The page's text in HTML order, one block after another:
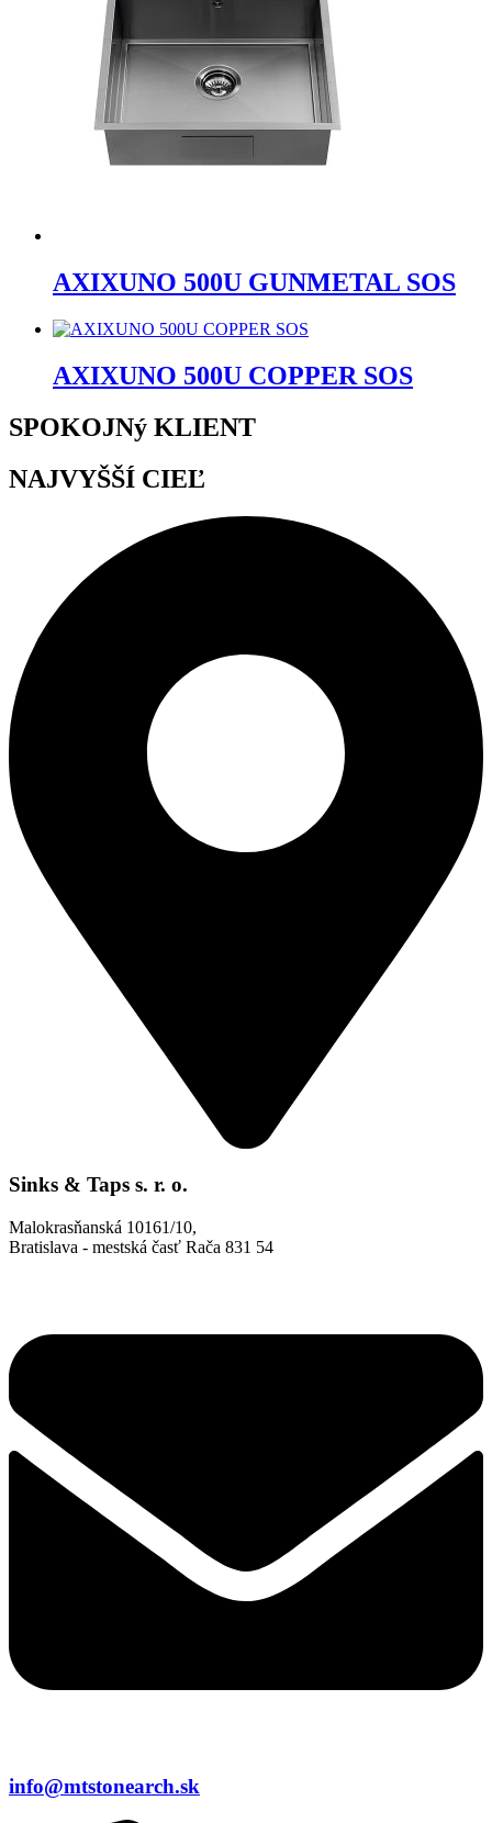
AXIXUNO 500U GUNMETAL SOS
AXIXUNO 500U COPPER SOS
SPOKOJNý KLIENT
NAJVYŠŠÍ CIEĽ
Sinks & Taps s. r. o.
Malokrasňanská 10161/10,
Bratislava - mestská časť Rača 831 54
info@mtstonearch.sk